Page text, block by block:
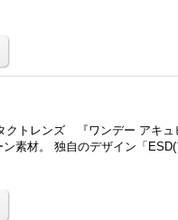
クトレンズ 『ワンデー アキュ
素材。 独自のデザイン「